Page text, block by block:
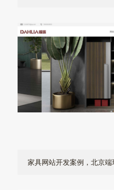
家具网站开发案例，北京端